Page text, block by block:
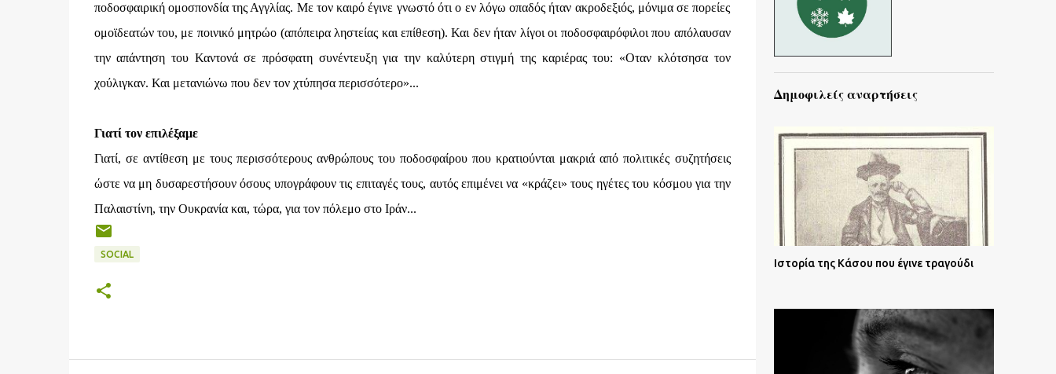
ποδοσφαιρική ομοσπονδία της Αγγλίας. Με τον καιρό έγινε γνωστό ότι ο εν λόγω οπαδός ήταν ακροδεξιός, μόνιμα σε πορείες
ομοϊδεατών του, με ποινικό μητρώο (απόπειρα ληστείας και επίθεση). Και δεν ήταν λίγοι οι ποδοσφαιρόφιλοι που απόλαυσαν
την απάντηση του Καντονά σε πρόσφατη συνέντευξη για την καλύτερη στιγμή της καριέρας του: «Οταν κλότσησα τον
χούλιγκαν. Και μετανιώνω που δεν τον χτύπησα περισσότερο»...
Γιατί τον επιλέξαμε
Γιατί, σε αντίθεση με τους περισσότερους ανθρώπους του ποδοσφαίρου που κρατιούνται μακριά από πολιτικές συζητήσεις
ώστε να μη δυσαρεστήσουν όσους υπογράφουν τις επιταγές τους, αυτός επιμένει να «κράζει» τους ηγέτες του κόσμου για την
Παλαιστίνη, την Ουκρανία και, τώρα, για τον πόλεμο στο Ιράν...
SOCIAL
Δημοφιλείς αναρτήσεις
Ιστορία της Κάσου που έγινε τραγούδι